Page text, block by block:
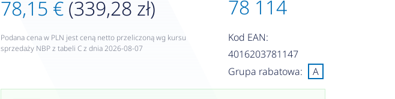
78,15 € (339,28 zł)
Podana cena w PLN jest ceną netto przeliczoną wg kursu
sprzedaży NBP z tabeli C z dnia 2026-08-07
78 114
Kod EAN:
4016203781147
Grupa rabatowa:
A